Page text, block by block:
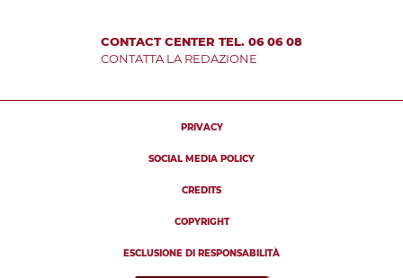
CONTACT CENTER TEL. 06 06 08
CONTATTA LA REDAZIONE
PRIVACY
SOCIAL MEDIA POLICY
CREDITS
COPYRIGHT
ESCLUSIONE DI RESPONSABILITÀ